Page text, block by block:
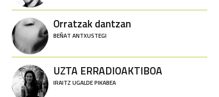
Orratzak dantzan
BEÑAT ANTXUSTEGI
UZTA ERRADIOAKTIBOA
IRAITZ UGALDE PIKABEA